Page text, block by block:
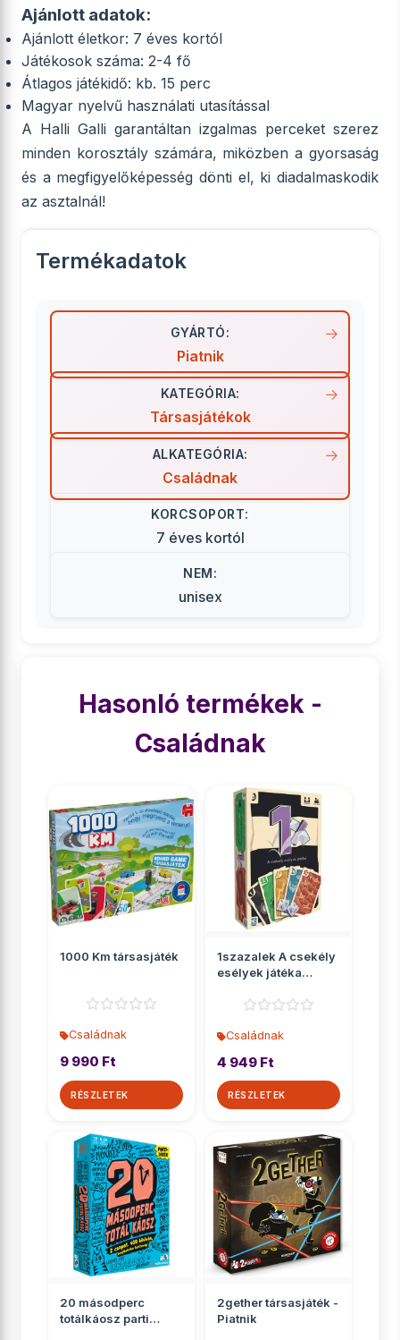
Ajánlott adatok:
Ajánlott életkor: 7 éves kortól
Játékosok száma: 2-4 fő
Átlagos játékidő: kb. 15 perc
Magyar nyelvű használati utasítással
A Halli Galli garantáltan izgalmas perceket szerez
minden korosztály számára, miközben a gyorsaság
és a megfigyelőképesség dönti el, ki diadalmaskodik
az asztalnál!
Termékadatok
GYÁRTÓ:
Piatnik
KATEGÓRIA:
Társasjátékok
ALKATEGÓRIA:
Családnak
KORCSOPORT:
7 éves kortól
NEM:
unisex
Hasonló termékek -
Családnak
1000 Km társasjáték
Családnak
9 990 Ft
RÉSZLETEK
1szazalek A csekély
esélyek játéka
Családnak
4 949 Ft
RÉSZLETEK
20 másodperc
totálkáosz parti
2gether társasjáték -
Piatnik